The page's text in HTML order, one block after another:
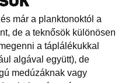
már a planktonoktól a
de a teknősök különösen
a táplálékukkal
algával együtt), de
medúzáknak vagy